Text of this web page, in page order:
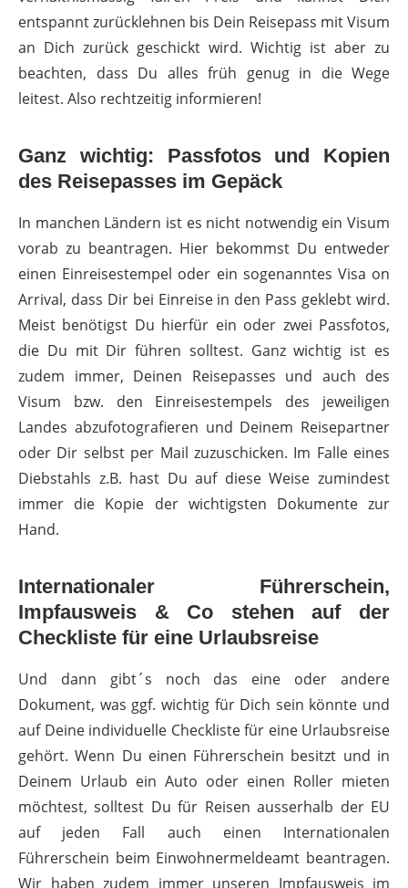
entspannt zurücklehnen bis Dein Reisepass mit Visum
an Dich zurück geschickt wird. Wichtig ist aber zu
beachten, dass Du alles früh genug in die Wege
leitest. Also rechtzeitig informieren!
Ganz wichtig: Passfotos und Kopien
des Reisepasses im Gepäck
In manchen Ländern ist es nicht notwendig ein Visum
vorab zu beantragen. Hier bekommst Du entweder
einen Einreisestempel oder ein sogenanntes Visa on
Arrival, dass Dir bei Einreise in den Pass geklebt wird.
Meist benötigst Du hierfür ein oder zwei Passfotos,
die Du mit Dir führen solltest. Ganz wichtig ist es
zudem immer, Deinen Reisepasses und auch des
Visum bzw. den Einreisestempels des jeweiligen
Landes abzufotografieren und Deinem Reisepartner
oder Dir selbst per Mail zuzuschicken. Im Falle eines
Diebstahls z.B. hast Du auf diese Weise zumindest
immer die Kopie der wichtigsten Dokumente zur
Hand.
Internationaler Führerschein,
Impfausweis & Co stehen auf der
Checkliste für eine Urlaubsreise
Und dann gibt´s noch das eine oder andere
Dokument, was ggf. wichtig für Dich sein könnte und
auf Deine individuelle Checkliste für eine Urlaubsreise
gehört. Wenn Du einen Führerschein besitzt und in
Deinem Urlaub ein Auto oder einen Roller mieten
möchtest, solltest Du für Reisen ausserhalb der EU
auf jeden Fall auch einen Internationalen
Führerschein beim Einwohnermeldeamt beantragen.
Wir haben zudem immer unseren Impfausweis im